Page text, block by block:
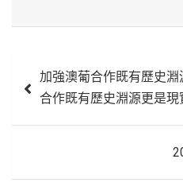
章 加強澳葡合作既有歷史
合作既有歷史淵源更是現